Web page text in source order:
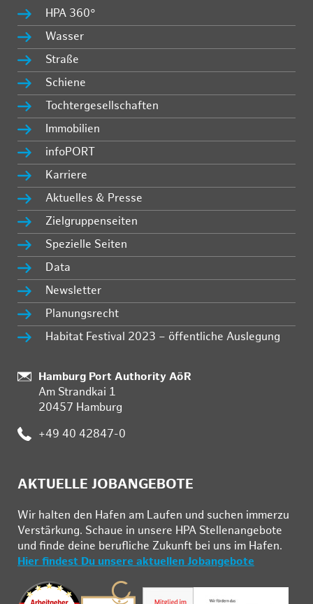
HPA 360°
Wasser
Straße
Schiene
Tochtergesellschaften
Immobilien
infoPORT
Karriere
Aktuelles & Presse
Zielgruppenseiten
Spezielle Seiten
Data
Newsletter
Planungsrecht
Habitat Festival 2023 – öffentliche Auslegung
:
Hamburg Port Authority AöR
Am Strandkai 1
20457 Hamburg
: +49 40 42847-0
AKTUELLE JOBANGEBOTE
Wir hal­ten den Ha­fen am Lau­fen und su­chen im­mer­zu
Ver­stär­kung. Schau­e in un­se­re HPA Stel­len­an­ge­bo­te
und fin­de deine be­ruf­li­che Zu­kunft bei uns im Ha­fen.
Hier findest Du unsere aktuellen Jobangebote